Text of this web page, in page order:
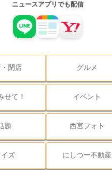
ニュースアプリでも配信
閉店 グルメ
せて！ イベント
題 西宮フォト
ズ にしつー不動産